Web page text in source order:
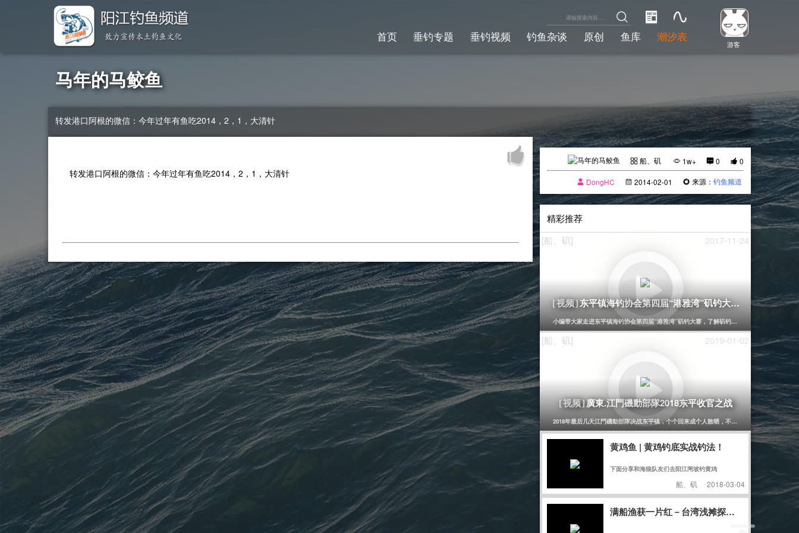
游客
首页 垂钓专题 垂钓视频 钓鱼杂谈 原创 鱼库 潮汐表
马年的马鲛鱼
转发港口阿根的微信：今年过年有鱼吃2014，2，1，大清针
转发港口阿根的微信：今年过年有鱼吃2014，2，1，大清针
船、矶 1w+ 0 0
DongHC 2014-02-01 来源：钓鱼频道
精彩推荐
[船、矶]
2017-11-24
[视频]东平镇海钓协会第四届“港雅湾”矶钓大赛（实录）
小编带大家走进东平镇海钓协会第四届“港雅湾”矶钓大赛，了解矶钓比赛过程。
[船、矶] 2019-01-02
[视频]廣東.江門磯動部隊2018东平收官之战
2018年最后几天江門磯動部隊决战东平镇，个个回来成个人散晒，不知道渔获如何？
黄鸡鱼 | 黄鸡钓底实战钓法！
下面分享和海狼队友们去阳江闸坡钓黄鸡
船、矶 2018-03-04
满船渔获一片红－台湾浅摊探钓行爆钓经验之